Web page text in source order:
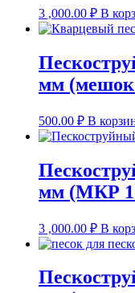
3 ,000.00 ₽ В
мм (мешок
500.00 ₽ В
мм (МКР 1
3 ,000.00 ₽ В